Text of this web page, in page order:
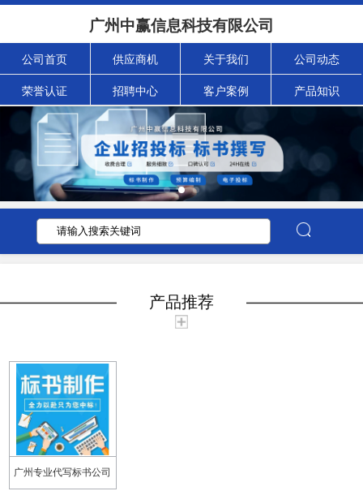
广州中赢信息科技有限公司
公司首页 供应商机 关于我们 公司动态
荣誉认证 招聘中心 客户案例 产品知识
产品推荐
广州专业代写标书公司